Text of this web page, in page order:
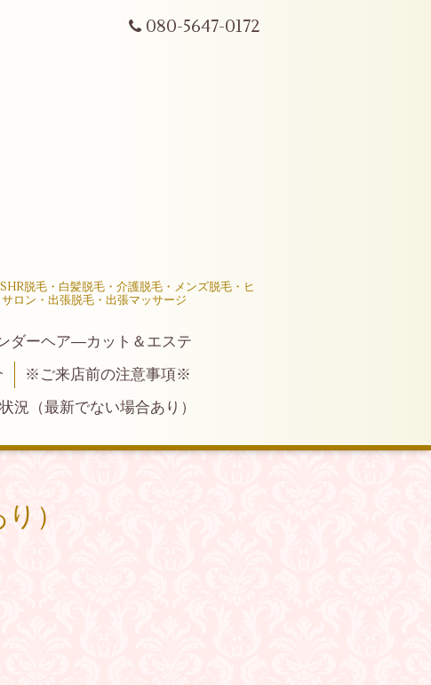
080-5647-0172
脱毛・白髪脱毛・介護脱毛・メンズ脱毛・ヒ
ロン・出張脱毛・出張マッサージ
ダーヘア―カット＆エステ
※ご来店前の注意事項※
況（最新でない場合あり）
）